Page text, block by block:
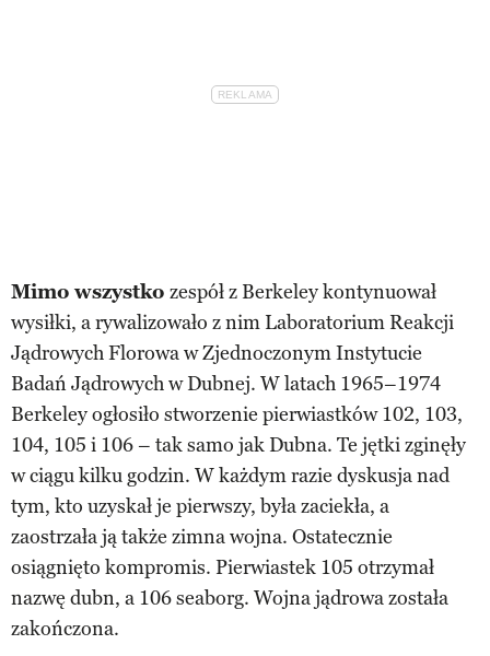
Mimo wszystko zespół z Berkeley kontynuował
wysiłki, a rywalizowało z nim Laboratorium Reakcji
Jądrowych Florowa w Zjednoczonym Instytucie
Badań Jądrowych w Dubnej. W latach 1965–1974
Berkeley ogłosiło stworzenie pierwiastków 102, 103,
104, 105 i 106 – tak samo jak Dubna. Te jętki zginęły
w ciągu kilku godzin. W każdym razie dyskusja nad
tym, kto uzyskał je pierwszy, była zaciekła, a
zaostrzała ją także zimna wojna. Ostatecznie
osiągnięto kompromis. Pierwiastek 105 otrzymał
nazwę dubn, a 106 seaborg. Wojna jądrowa została
zakończona.